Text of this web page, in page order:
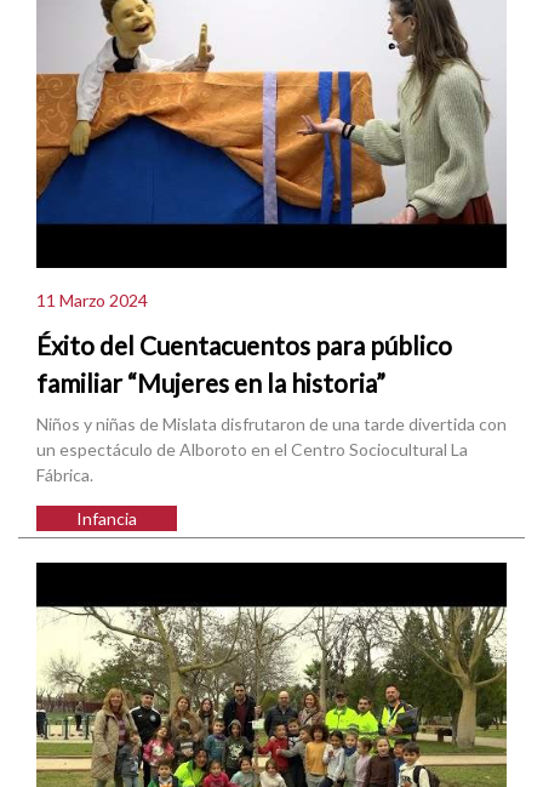
11 Marzo 2024
Éxito del Cuentacuentos para público
familiar “Mujeres en la historia”
Niños y niñas de Mislata disfrutaron de una tarde divertida con
un espectáculo de Alboroto en el Centro Sociocultural La
Fábrica.
Infancia